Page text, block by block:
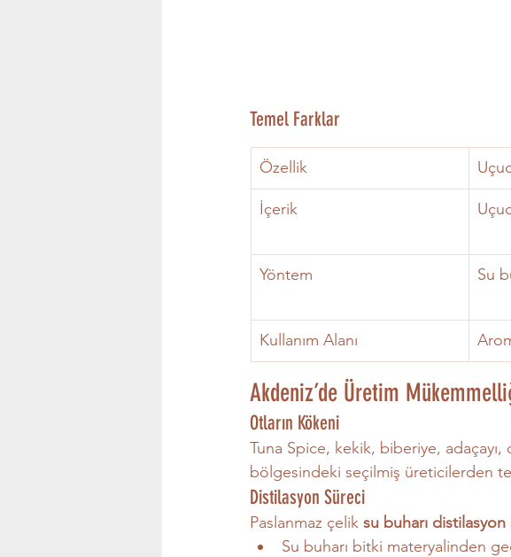
Temel Farklar
Özellik
İçerik
Yöntem Su
Kullanım Alanı
Akdeniz’de Üretim
Otların Kökeni
Tuna Spice, kekik, biberiye,
bölgesindeki seçilmiş üreticilerden
Distilasyon Süreci
Paslanmaz çelik su buharı
Su buharı bitki materyalinden